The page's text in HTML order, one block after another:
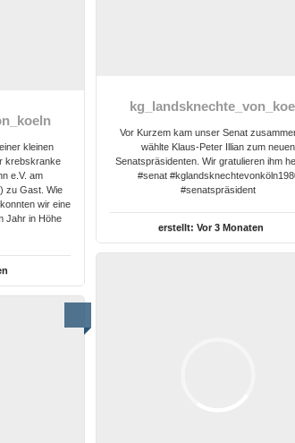
Vor Kurzem kam unser Senat
wählte Klaus‑Peter Illian zum neuen
Senatspräsidenten. Wir gratulieren ihm
#senat
#senatspräsident
erstellt:Vor 3 Monaten
kleinen
krebskranke
e.V. am
zu Gast. Wie
wir eine
Jahr in Höhe